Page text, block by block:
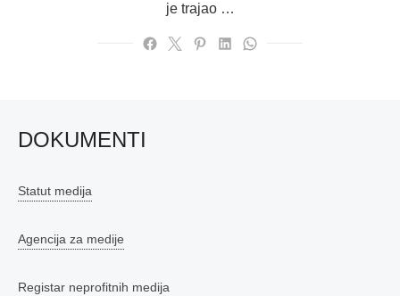
je trajao …
DOKUMENTI
Statut medija
Agencija za medije
Registar neprofitnih medija